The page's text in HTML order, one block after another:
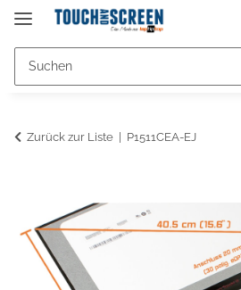
Zurück zur Liste P1511CEA-EJ